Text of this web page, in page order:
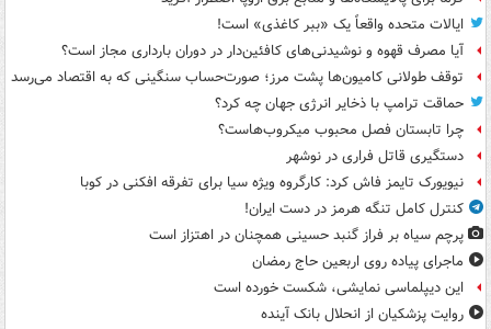
ایالات متحده واقعاً یک «ببر کاغذی» است!
آیا مصرف قهوه و نوشیدنی‌های کافئین‌دار در دوران بارداری مجاز است؟
توقف طولانی کامیون‌ها پشت مرز؛ صورت‌حساب سنگینی که به اقتصاد می‌رسد
حماقت ترامپ با ذخایر انرژی جهان چه کرد؟
چرا تابستان فصل محبوب میکروب‌هاست؟
دستگیری قاتل فراری در نوشهر
نیویورک تایمز فاش کرد: کارگروه ویژه سیا برای تفرقه افکنی در کوبا
کنترل کامل تنگه هرمز در دست ایران!
پرچم سیاه بر فراز گنبد حسینی همچنان در اهتزاز است
ماجرای پیاده روی اربعین حاج رمضان
این دیپلماسی نمایشی، شکست خورده است
روایت پزشکیان از انحلال بانک آینده